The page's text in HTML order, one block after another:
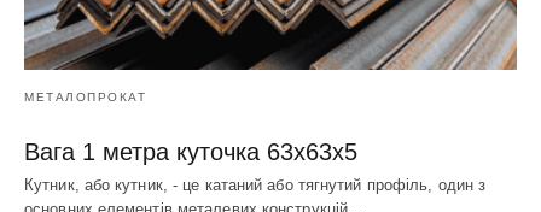
МЕТАЛОПРОКАТ
Вага 1 метра куточка 63х63х5
Кутник, або кутник, - це катаний або тягнутий профіль, один з